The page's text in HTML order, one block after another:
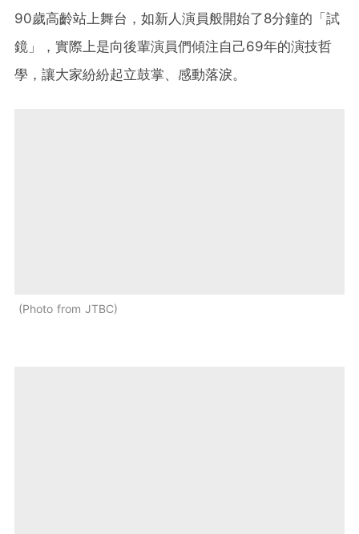
90歲高齡站上舞台，如新人演員般開始了8分鐘的「試
鏡」
，實際上是向後輩演員們傾注自己69年的演技哲
學，讓大家紛紛起立鼓掌、感動落淚。
Photo from JTBC